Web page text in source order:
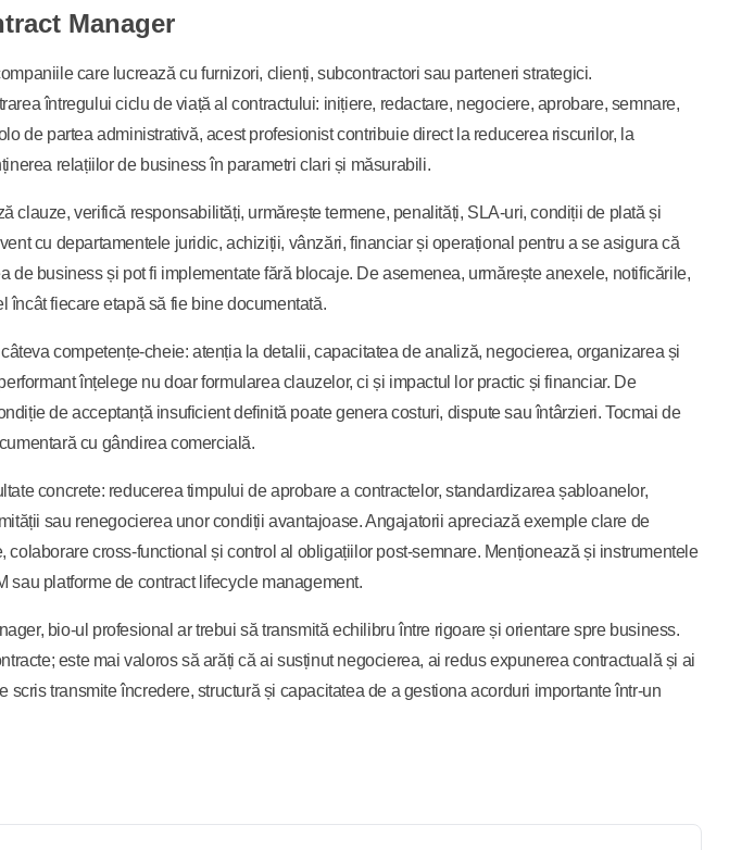
Atenție la detalii
Asistent achiziții și contracte - BuildPro Solutions
Coordonator administrativ - Nova Industrial Services
Manager
care lucrează cu furnizori, clienți, subcontractori sau parteneri strategici.
întregului ciclu de viață al contractului: inițiere, redactare, negociere, aprobare, semnare,
de partea administrativă, acest profesionist contribuie direct la reducerea riscurilor, la
relațiilor de business în parametri clari și măsurabili.
clauze, verifică responsabilități, urmărește termene, penalități, SLA-uri, condiții de plată și
cu departamentele juridic, achiziții, vânzări, financiar și operațional pentru a se asigura că
de business și pot fi implementate fără blocaje. De asemenea, urmărește anexele, notificările,
încât fiecare etapă să fie bine documentată.
competențe-cheie: atenția la detalii, capacitatea de analiză, negocierea, organizarea și
înțelege nu doar formularea clauzelor, ci și impactul lor practic și financiar. De
de acceptanță insuficient definită poate genera costuri, dispute sau întârzieri. Tocmai de
cu gândirea comercială.
concrete: reducerea timpului de aprobare a contractelor, standardizarea șabloanelor,
sau renegocierea unor condiții avantajoase. Angajatorii apreciază exemple clare de
colaborare cross-functional și control al obligațiilor post-semnare. Menționează și instrumentele
sau platforme de contract lifecycle management.
bio-ul profesional ar trebui să transmită echilibru între rigoare și orientare spre business.
este mai valoros să arăți că ai susținut negocierea, ai redus expunerea contractuală și ai
scris transmite încredere, structură și capacitatea de a gestiona acorduri importante într-un